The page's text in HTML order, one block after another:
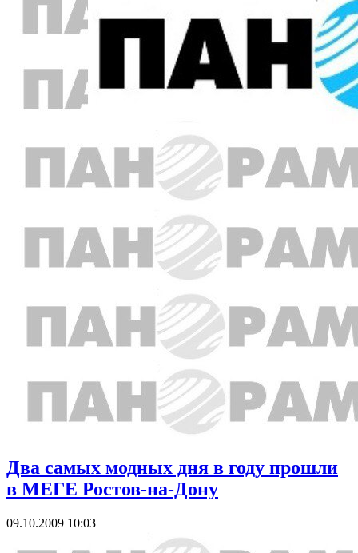
Два самых модных дня в году прошли
в МЕГЕ Ростов-на-Дону
09.10.2009 10:03